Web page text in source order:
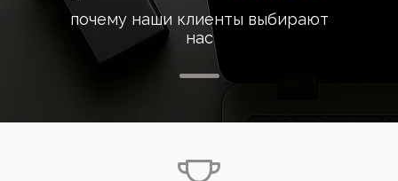
почему наши клиенты выбирают
нас